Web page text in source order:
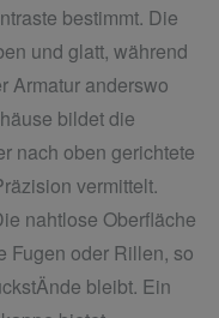
bestimmt. Die
und glatt, während
Armatur anderswo
bildet die
nach oben gerichtete
vermittelt.
nahtlose Oberfläche
Fugen oder Rillen, so
bleibt. Ein